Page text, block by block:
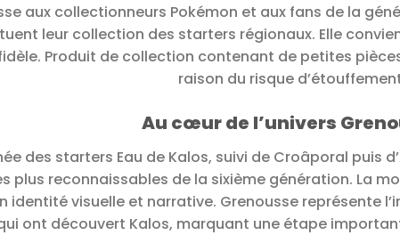
aux collectionneurs Pokémon et aux fans de la
leur collection des starters régionaux. Elle
Produit de collection contenant de petites
raison du risque
Au cœur de l’univers
des starters Eau de Kalos, suivi de Croâporal puis
plus reconnaissables de la sixième génération. La
identité visuelle et narrative. Grenousse représente
ont découvert Kalos, marquant une étape